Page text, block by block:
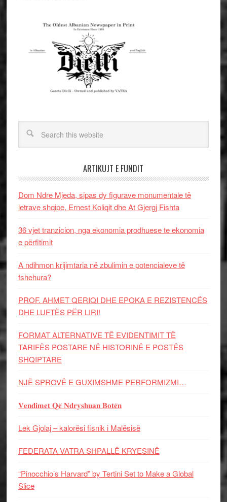
ARTIKUJT E FUNDIT
Dom Ndre Mjeda, sipas dy figurave monumentale të
letrave shqipe, Ernest Koliqit dhe At Gjergj Fishta
36 vjet tranzicion, nga ekonomia prodhuese te ekonomia
e përfitimit
A ndihmon krijimtaria në zbulimin e potencialeve të
fshehura?
PROF. AHMET QERIQI DHE EPOKA E REZISTENCЁS
DHE LUFTЁS PЁR LIRI!
FORMAT ALTERNATIVE TË EVIDENTIMIT TË
TARIFËS POSTARE NË HISTORINË E POSTËS
SHQIPTARE
NJË SPROVË E GUXIMSHME PERFORMIZMI…
𝐕𝐞𝐧𝐝𝐢𝐦𝐞𝐭 𝐐𝐞̈ 𝐍𝐝𝐫𝐲𝐬𝐡𝐮𝐚𝐧 𝐁𝐨𝐭𝐞̈𝐧
Lek Gjolaj – kalorësi fisnik i Malësisë
FEDERATA VATRA SHPALLË KRYESINË
“Pinocchio’s Harvard” by Tertini Set to Make a Global
Slice